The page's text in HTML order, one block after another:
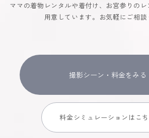
ママの着物レンタルや着付け、お宮参りの
用意しています。お気軽にご相談
撮影シーン・料金をみる
料金シミュレーションはこ